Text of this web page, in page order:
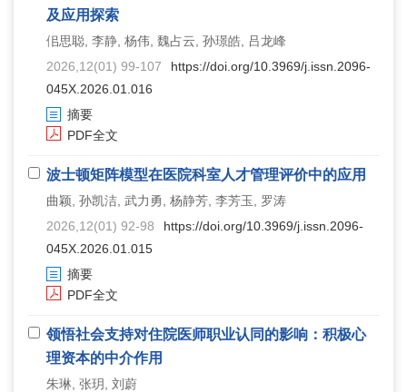
及应用探索
佀思聪, 李静, 杨伟, 魏占云, 孙璟皓, 吕龙峰
2026,12(01) 99-107
https://doi.org/10.3969/j.issn.2096-
045X.2026.01.016
摘要
PDF全文
波士顿矩阵模型在医院科室人才管理评价中的应用
曲颖, 孙凯洁, 武力勇, 杨静芳, 李芳玉, 罗涛
2026,12(01) 92-98
https://doi.org/10.3969/j.issn.2096-
045X.2026.01.015
摘要
PDF全文
领悟社会支持对住院医师职业认同的影响：积极心
理资本的中介作用
朱琳, 张玥, 刘蔚